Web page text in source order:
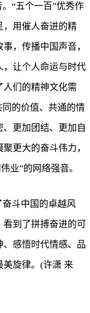
“五个一百”优秀作
，用催人奋进的精
，传播中国声音，
，让个人命运与时代
人们的精神文化需
的价值、共通的情
更加团结、更加自
更大的奋斗伟力，
业”的网络强音。
奋斗中国的卓越风
到了拼搏奋进的可
感悟时代情感、品
美旋律。(许潇 来